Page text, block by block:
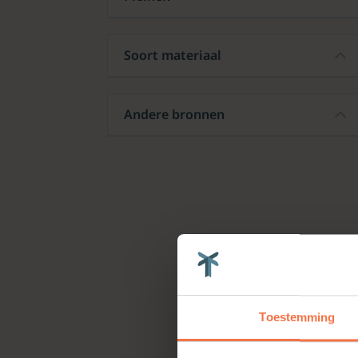
Toestemming
Soort materiaal
Andere bronnen